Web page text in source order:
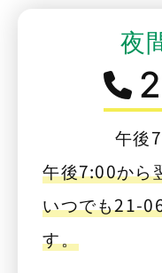
夜
午後
午後7:00から
いつでも21-
す。